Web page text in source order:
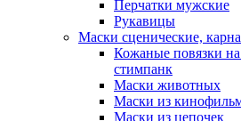
Перчатки мужские
Рукавицы
Маски сценические,
Кожаные повязки на
стимпанк
Маски животных
Маски из
Маски из цепочек